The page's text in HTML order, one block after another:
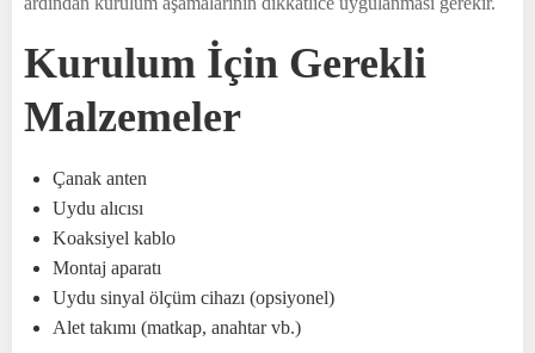
Kurulum İçin Gerekli
Malzemeler
Çanak anten
Uydu alıcısı
Koaksiyel kablo
Montaj aparatı
Uydu sinyal ölçüm cihazı (opsiyonel)
Alet takımı (matkap, anahtar vb.)